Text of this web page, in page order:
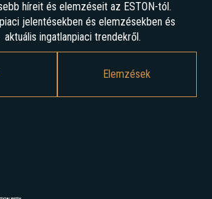
híreit és elemzéseit az ESTON-tól.
jelentésekben és elemzésekben és
ingatlanpiaci trendekről.
Elemzések